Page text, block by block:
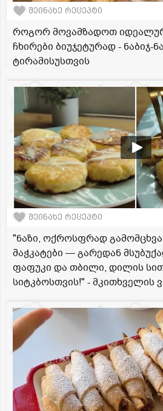
შეინახე რეცეპტი
როგორ მოვამზადოთ
ჩხირები ბიუჯეტურად - ნაბიჯ-
ტირამისუსთვის
შეინახე რეცეპტი
"ნაზი, ოქროსფრად
მაჭკატები — გარედან
ფაფუკი და თბილი, დილის
სიტკბოსთვის!" - მკითხველის